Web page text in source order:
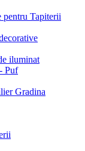
pentru Tapiterii
iluminat
Puf
Gradina